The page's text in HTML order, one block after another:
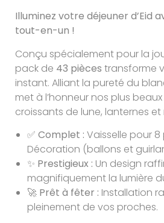
Illuminez votre déjeuner d’Eid
tout-en-un !
Conçu spécialement pour la
pack de 43 pièces transforme
instant. Alliant la pureté du
met à l’honneur nos plus
croissants de lune, lanternes et
✅ Complet : Vaisselle pour
Décoration (ballons et
✨ Prestigieux : Un design
magnifiquement la lumière
🚀 Prêt à fêter : Installation
pleinement de vos proches.